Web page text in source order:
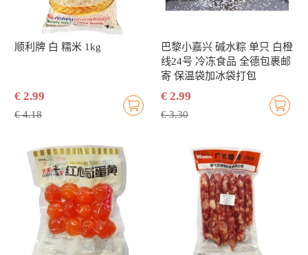
顺利牌 白 糯米 1kg
€ 2.99
€ 4.18
巴黎小嘉兴 碱水粽 单只 白橙
线24号 冷冻食品 全德包裹邮
寄 保温袋加冰袋打包
€ 2.99
€ 3.30